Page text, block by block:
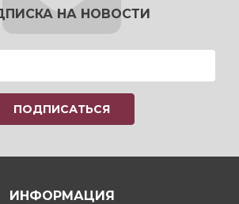
НА НОВОСТИ
ИНФОРМАЦИЯ